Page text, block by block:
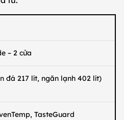
– 2 cửa
đá 217 lít, ngăn lạnh 402 lít)
TasteGuard